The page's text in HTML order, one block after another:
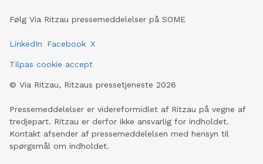
Følg Via Ritzau pressemeddelelser på SOME
LinkedIn Facebook X
Tilpas cookie accept
© Via Ritzau, Ritzaus pressetjeneste 2026
Pressemeddelelser er videreformidlet af Ritzau på vegne af
tredjepart. Ritzau er derfor ikke ansvarlig for indholdet.
Kontakt afsender af pressemeddelelsen med hensyn til
spørgsmål om indholdet.